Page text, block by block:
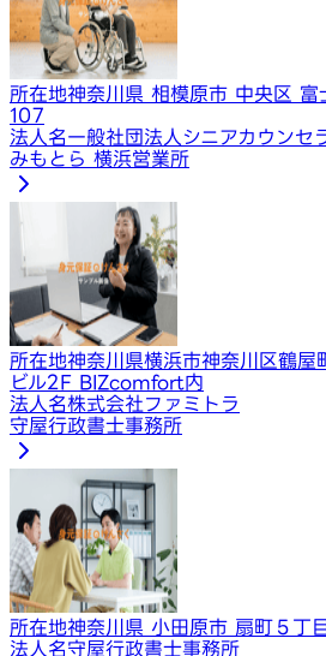
所在地神奈川県 相模原市 中央区
107
法人名一般社団法人シニアカウンセ
みもとら 横浜営業所
所在地神奈川県横浜市神奈川区鶴
ビル2F BIZcomfort内
法人名株式会社ファミトラ
守屋行政書士事務所
所在地神奈川県 小田原市 扇町５丁
法人名守屋行政書士事務所